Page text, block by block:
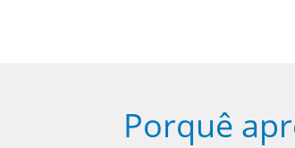
Porquê